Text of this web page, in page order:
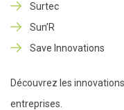
Surtec
Sun’R
Save Innovations
Découvrez les
entreprises.